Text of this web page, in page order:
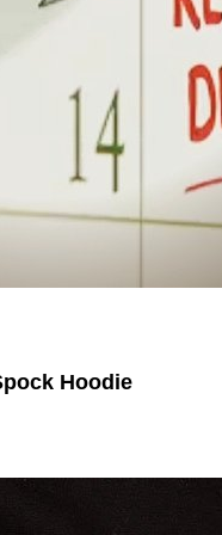
Hoodie